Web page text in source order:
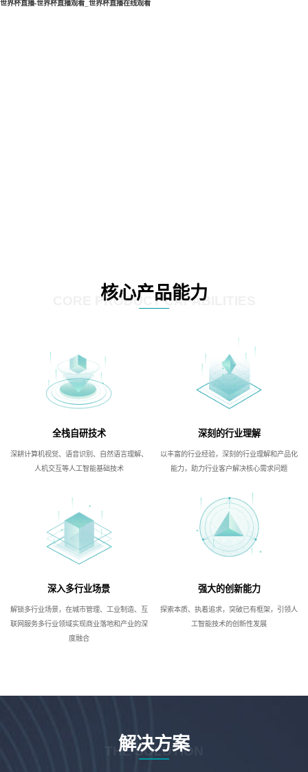
世界杯直播-世界杯直播观看_世界杯直播在线观看
核心产品能力
CORE PRODUCT CAPABILITIES
全栈自研技术
深耕计算机视觉、语音识别、自然语言理解、
人机交互等人工智能基础技术
深刻的行业理解
以丰富的行业经验，深刻的行业理解和产品化
能力，助力行业客户解决核心需求问题
深入多行业场景
解锁多行业场景，在城市管理、工业制造、互
联网服务多行业领域实现商业落地和产业的深
度融合
强大的创新能力
探索本质、执着追求，突破已有框架，引领人
工智能技术的创新性发展
解决方案
THE SOLUTION